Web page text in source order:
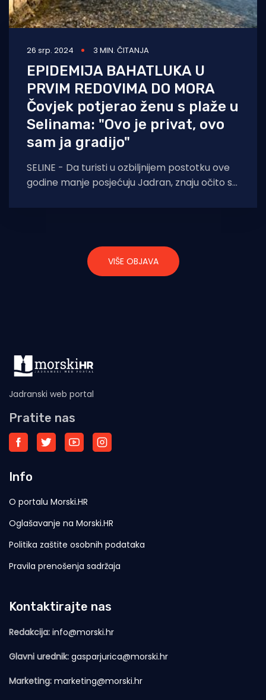
26 srp. 2024 3 MIN. ČITANJA
EPIDEMIJA BAHATLUKA U
PRVIM REDOVIMA DO MORA
Čovjek potjerao ženu s plaže u
Selinama: "Ovo je privat, ovo
sam ja gradijo"
SELINE - Da turisti u ozbiljnijem postotku ove
godine manje posjećuju Jadran, znaju očito svi
VIŠE OBJAVA
Jadranski web portal
Pratite nas
Info
O portalu Morski.HR
Oglašavanje na Morski.HR
Politika zaštite osobnih podataka
Pravila prenošenja sadržaja
Kontaktirajte nas
Redakcija: info@morski.hr
Glavni urednik: gasparjurica@morski.hr
Marketing: marketing@morski.hr